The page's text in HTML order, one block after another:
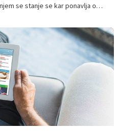
se stanje se kar ponavlja oz.